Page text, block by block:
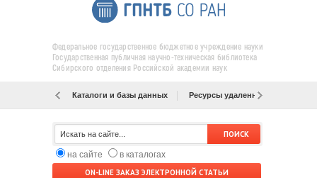
Федеральное государственное бюджетное учреждение науки
Государственная публичная научно-техническая библиотека
Сибирского отделения Российской академии наук
Каталоги и базы данных Ресурсы удаленного доступа
на сайте
в каталогах
ON-LINE ЗАКАЗ ЭЛЕКТРОННОЙ СТАТЬИ